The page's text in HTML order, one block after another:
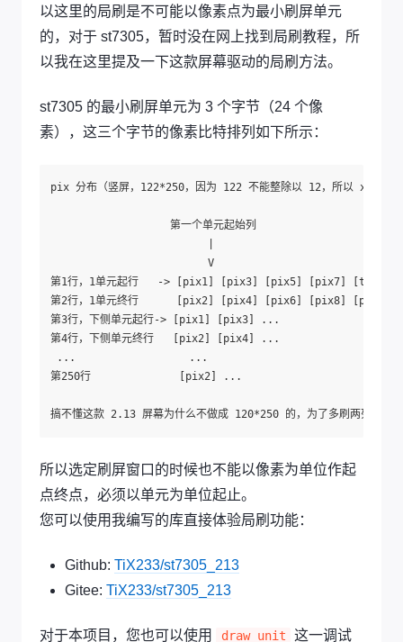
以这里的局刷是不可能以像素点为最小刷屏单元
的，对于 st7305，暂时没在网上找到局刷教程，所
以我在这里提及一下这款屏幕驱动的局刷方法。
st7305 的最小刷屏单元为 3 个字节（24 个像
素），这三个字节的像素比特排列如下所示：
pix 分布（竖屏，122*250，因为 122 不能整除以 12，所以 x 需
第一个单元起始列
V
第1行，1单元起行   -> [pix1] [pix3] [pix5] [pix7]
第2行，1单元终行      [pix2] [pix4] [pix6] [pix8]
第3行，下侧单元起行-> [pix1] [pix3] ...
第4行，下侧单元终行   [pix2] [pix4] ...
...                  ...
第250行              [pix2] ...
所以选定刷屏窗口的时候也不能以像素为单位作起
点终点，必须以单元为单位起止。
您可以使用我编写的库直接体验局刷功能：
Github: TiX233/st7305_213
Gitee: TiX233/st7305_213
对于本项目，您也可以使用 draw_unit 这一调试